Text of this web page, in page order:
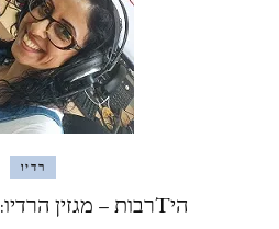
רדיו
היTרבות – מגזין הרדיו: תכנית מספר 5